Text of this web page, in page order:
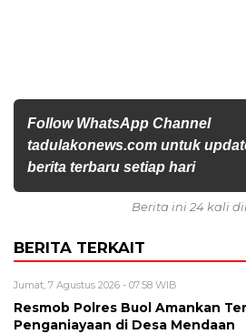
Follow WhatsApp Channel
tadulakonews.com untuk
berita terbaru setiap hari
Berita ini 24 kali
BERITA TERKAIT
Jumat, 7 Agustus 2026 - 07:58 WIB
Resmob Polres Buol Amankan
Penganiayaan di Desa Mendaan